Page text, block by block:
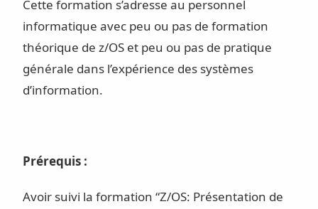
Cette formation s’adresse au personnel
informatique avec peu ou pas de formation
théorique de z/OS et peu ou pas de pratique
générale dans l’expérience des systèmes
d’information.
Prérequis :
Avoir suivi la formation “Z/OS: Présentation de